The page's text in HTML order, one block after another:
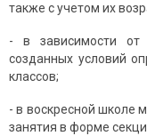
также с учетом их
- в зависимости от
созданных условий
классов;
- в воскресной школе
занятия в форме